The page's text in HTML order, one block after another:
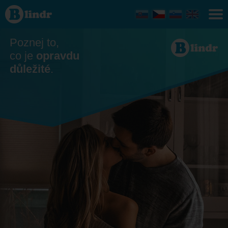
Seznamka -
On hledá ji
Trenčiansky
Poznej to,
co je opravdu
důležité.